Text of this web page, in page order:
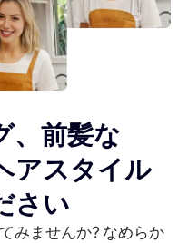
、前髪な
アスタイル
さい
みませんか? なめらか